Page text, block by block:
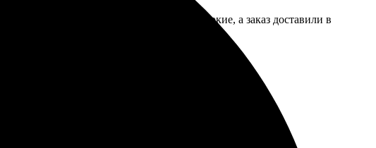
Картина вышла отлично, цвета яркие, а заказ доставили в